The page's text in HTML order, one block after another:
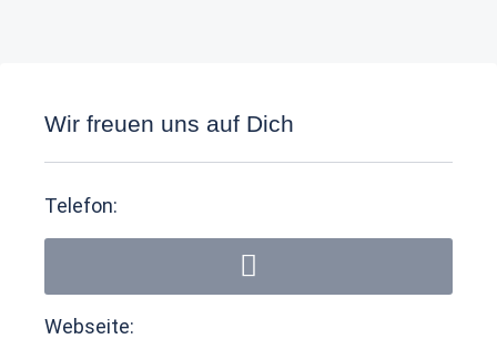
Wir freuen uns auf Dich
Telefon:
Webseite: